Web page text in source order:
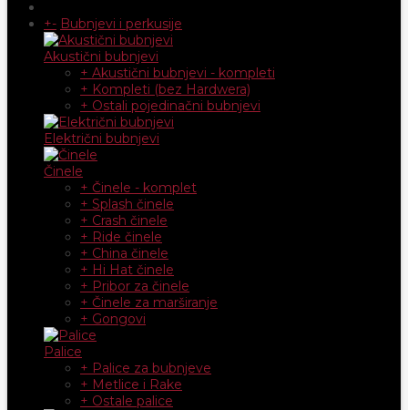
+- Bubnjevi i perkusije
Akustični bubnjevi
+ Akustični bubnjevi - kompleti
+ Kompleti (bez Hardwera)
+ Ostali pojedinačni bubnjevi
Električni bubnjevi
Činele
+ Činele - komplet
+ Splash činele
+ Crash činele
+ Ride činele
+ China činele
+ Hi Hat činele
+ Pribor za činele
+ Činele za marširanje
+ Gongovi
Palice
+ Palice za bubnjeve
+ Metlice i Rake
+ Ostale palice